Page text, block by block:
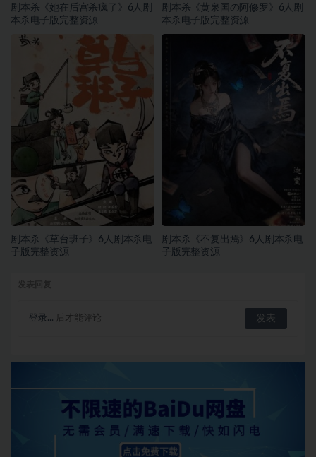
剧本杀《她在后宫杀疯了》6人剧
本杀电子版完整资源
剧本杀《黄泉国の阿修罗》6人剧
本杀电子版完整资源
剧本杀《草台班子》6人剧本杀电
子版完整资源
剧本杀《不复出焉》6人剧本杀电
子版完整资源
登录... 后才能评论